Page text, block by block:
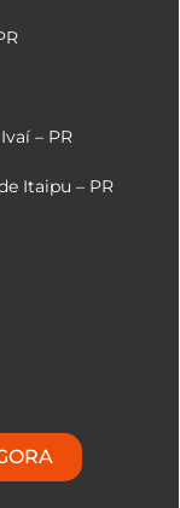
– PR
Itaipu – PR